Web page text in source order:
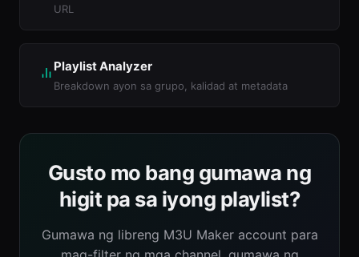
URL
Playlist Analyzer
Breakdown ayon sa grupo, kalidad at metadata
Gusto mo bang gumawa ng
higit pa sa iyong playlist?
Gumawa ng libreng M3U Maker account para